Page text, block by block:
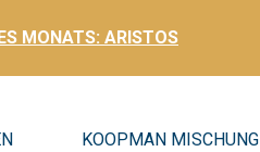
MONATS: ARISTOS
KOOPMAN MISCHUNG